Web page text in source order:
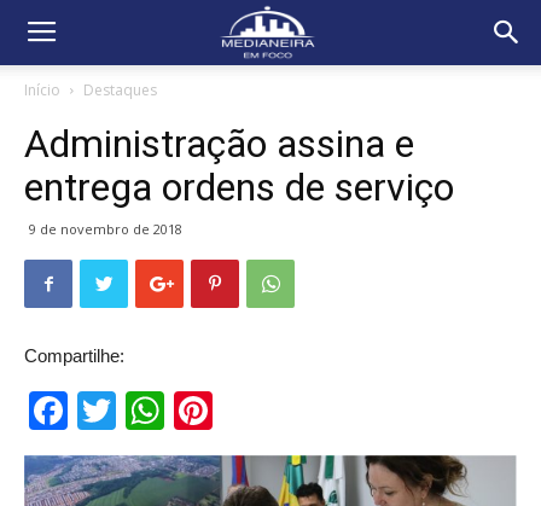
Início Destaques
Administração assina e
entrega ordens de serviço
9 de novembro de 2018
Compartilhe:
Facebook
TwitterWhatsApp